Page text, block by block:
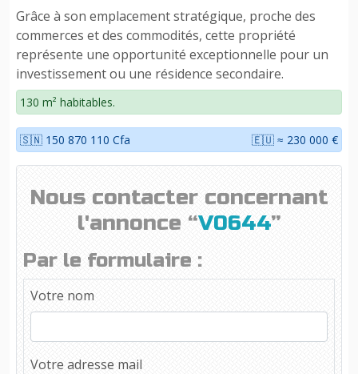
Grâce à son emplacement stratégique, proche des
commerces et des commodités, cette propriété
représente une opportunité exceptionnelle pour un
investissement ou une résidence secondaire.
130 m² habitables.
🇸🇳 150 870 110 Cfa 🇪🇺 ≈ 230 000 €
Nous contacter concernant
l'annonce “V0644”
Par le formulaire :
Votre nom
Votre adresse mail